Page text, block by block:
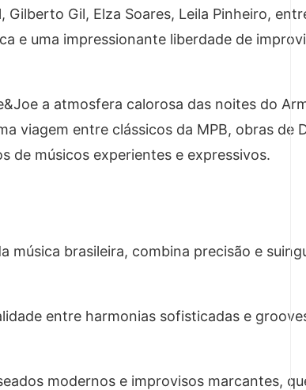
Gil, Elza Soares, Leila Pinheiro,
e uma impressionante liberdade de
a atmosfera calorosa das noites do
viagem entre clássicos da MPB, obras de
de músicos experientes e expressivos.
brasileira, combina precisão e
entre harmonias sofisticadas e
modernos e improvisos marcantes,